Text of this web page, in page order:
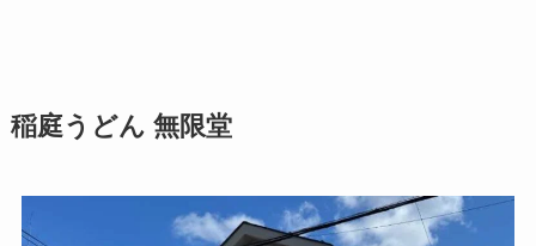
稲庭うどん 無限堂